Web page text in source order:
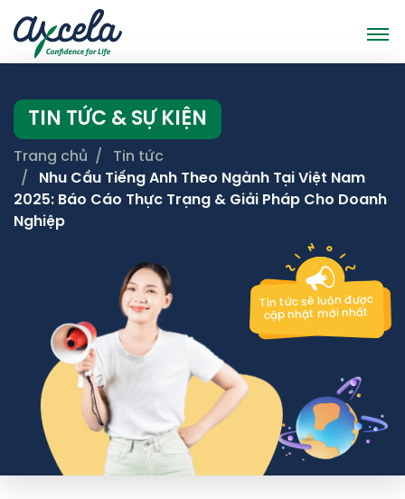
TIN TỨC & SỰ KIỆN
Trang chủ
Tin tức
Nhu Cầu Tiếng Anh Theo Ngành Tại Việt Nam
2025: Báo Cáo Thực Trạng & Giải Pháp Cho Doanh
Nghiệp
Tin tức sẽ luôn được
cập nhật mới nhất